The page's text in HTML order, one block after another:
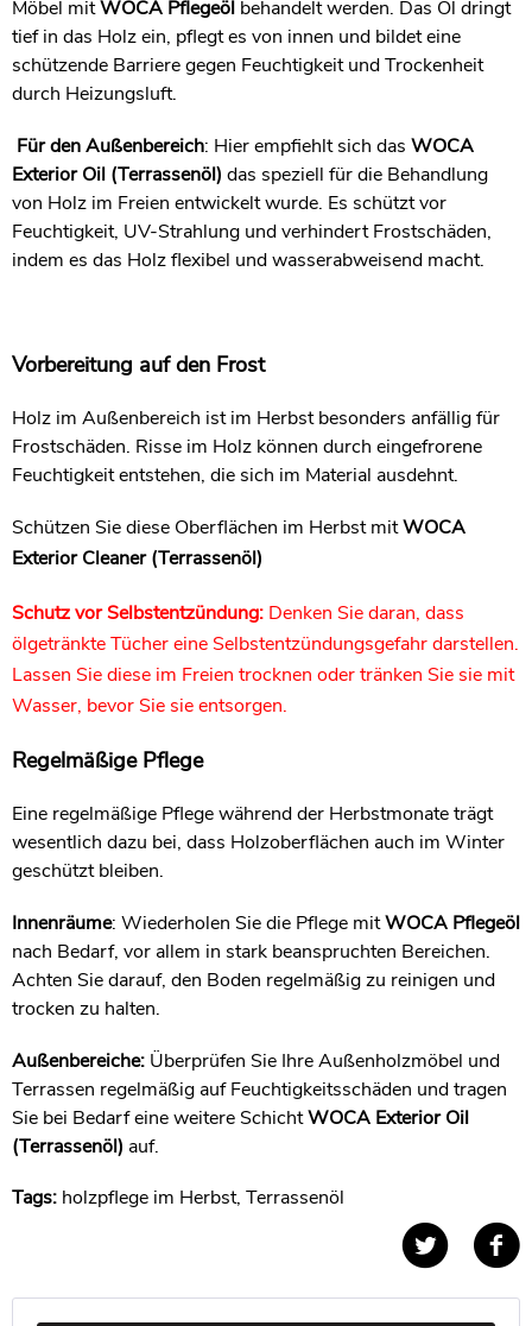
Möbel mitWOCA Pflegeöl behandelt werden. Das Öl dringt
tief in das Holz ein, pflegt es von innen und bildet eine
schützende Barriere gegen Feuchtigkeit und Trockenheit
durch Heizungsluft.
Für den Außenbereich: Hier empfiehlt sich das WOCA
Exterior Oil (Terrassenöl) das speziell für die Behandlung
von Holz im Freien entwickelt wurde. Es schützt vor
Feuchtigkeit, UV-Strahlung und verhindert Frostschäden,
indem es das Holz flexibel und wasserabweisend macht.
Vorbereitung auf den Frost
Holz im Außenbereich ist im Herbst besonders anfällig für
Frostschäden. Risse im Holz können durch eingefrorene
Feuchtigkeit entstehen, die sich im Material ausdehnt.
Schützen Sie diese Oberflächen im Herbst mitWOCA
Exterior Cleaner (Terrassenöl)
Schutz vor Selbstentzündung: Denken Sie daran, dass
ölgetränkte Tücher eine Selbstentzündungsgefahr darstellen.
Lassen Sie diese im Freien trocknen oder tränken Sie sie mit
Wasser, bevor Sie sie entsorgen.
Regelmäßige Pflege
Eine regelmäßige Pflege während der Herbstmonate trägt
wesentlich dazu bei, dass Holzoberflächen auch im Winter
geschützt bleiben.
Innenräume: Wiederholen Sie die Pflege mitWOCA Pflegeöl
nach Bedarf, vor allem in stark beanspruchten Bereichen.
Achten Sie darauf, den Boden regelmäßig zu reinigen und
trocken zu halten.
Außenbereiche: Überprüfen Sie Ihre Außenholzmöbel und
Terrassen regelmäßig auf Feuchtigkeitsschäden und tragen
Sie bei Bedarf eine weitere SchichtWOCA Exterior Oil
(Terrassenöl) auf.
Tags: holzpflege im Herbst, Terrassenöl